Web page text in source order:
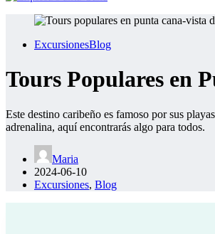
ExcursionesBlog
Tours Populares en
Este destino caribeño es famoso por sus
adrenalina, aquí encontrarás algo para todos.
Maria
2024-06-10
Excursiones, Blog